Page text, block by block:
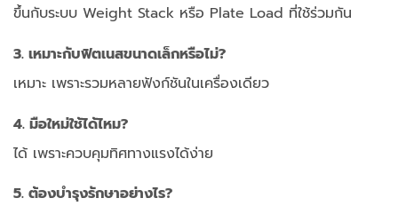
ขึ้นกับระบบ Weight Stack หรือ Plate Load ที่ใช้ร่วมกัน
3. เหมาะกับฟิตเนสขนาดเล็กหรือไม่?
เหมาะ เพราะรวมหลายฟังก์ชันในเครื่องเดียว
4. มือใหม่ใช้ได้ไหม?
ได้ เพราะควบคุมทิศทางแรงได้ง่าย
5. ต้องบำรุงรักษาอย่างไร?